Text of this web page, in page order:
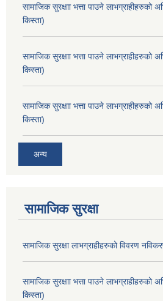
सामाजिक सुरक्षाा भत्ता पाउने
किस्ता)
सामाजिक सुरक्षाा भत्ता पाउने
किस्ता)
सामाजिक सुरक्षाा भत्ता पाउने
किस्ता)
अन्य
सामाजिक सुरक्षा
सामाजिक सुरक्षा लाभग्राहीहरुको विवरण
सामाजिक सुरक्षाा भत्ता पाउने
किस्ता)